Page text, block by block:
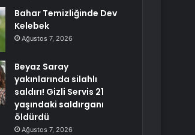
Bahar Temizliğinde Dev
Kelebek
Ağustos 7, 2026
Beyaz Saray
yakınlarında silahlı
saldırı! Gizli Servis 21
yaşındaki saldırganı
öldürdü
Ağustos 7, 2026